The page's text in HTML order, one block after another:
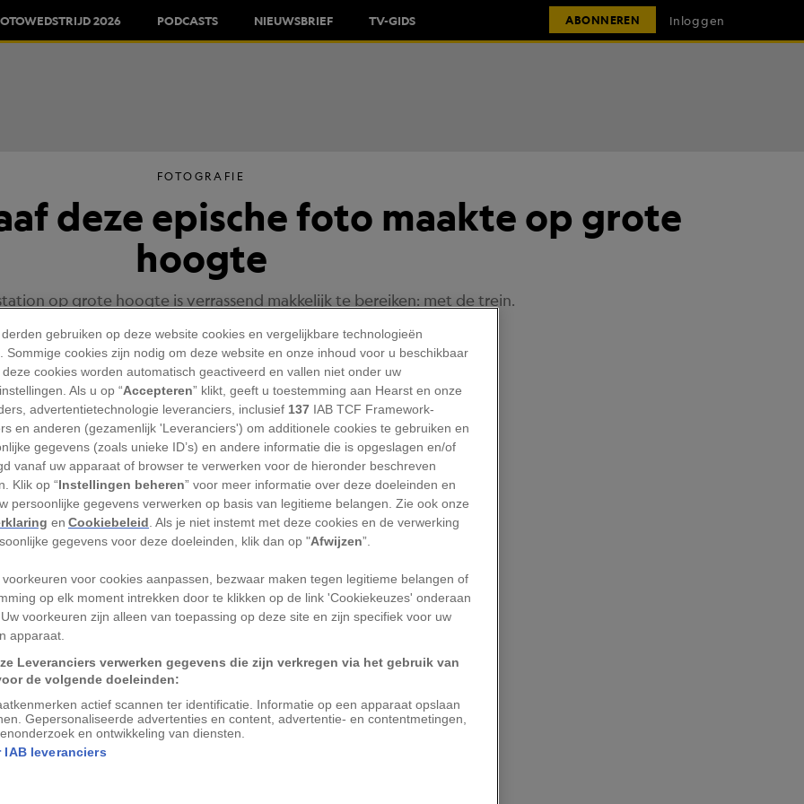
2026 PODCASTS NIEUWSBRIEF TV-GIDS ABONNEREN Inloggen
FOTOGRAFIE
deze epische foto maakte op grote
hoogte
op grote hoogte is verrassend makkelijk te bereiken: met de trein.
DOOR RACHEL HARTIGAN Gepubliceerd Op: 03/12/2019
2020 editie van National Geographic
Punkka in heel Europa
worden gemeten, Integrated
Ze staan vaak in afgelegen
geen enkele is zo hoog en
in Zwitserland.
op het Jungfraujoch oogt ruig en
onder de verwaaide stenen liggen
gebruiken op deze website cookies en vergelijkbare technologieën
Sommige cookies zijn nodig om deze website en onze inhoud voor u beschikbaar
cookies worden automatisch geactiveerd en vallen niet onder uw
Als u op “Accepteren” klikt, geeft u toestemming aan Hearst en onze
advertentietechnologie leveranciers, inclusief 137 IAB TCF Framework-
en anderen (gezamenlijk 'Leveranciers') om additionele cookies te gebruiken en
gegevens (zoals unieke ID’s) en andere informatie die is opgeslagen en/of
vanaf uw apparaat of browser te verwerken voor de hieronder beschreven
Klik op “Instellingen beheren” voor meer informatie over deze doeleinden en
persoonlijke gegevens verwerken op basis van legitieme belangen. Zie ook onze
enCookiebeleid . Als je niet instemt met deze cookies en de verwerking
gegevens voor deze doeleinden, klik dan op "Afwijzen”.
voorkeuren voor cookies aanpassen, bezwaar maken tegen legitieme belangen of
op elk moment intrekken door te klikken op de link 'Cookiekeuzes' onderaan
voorkeuren zijn alleen van toepassing op deze site en zijn specifiek voor uw
apparaat.
Leveranciers verwerken gegevens die zijn verkregen via het gebruik van
de volgende doeleinden:
actief scannen ter identificatie. Informatie op een apparaat opslaan
Gepersonaliseerde advertenties en content, advertentie- en contentmetingen,
en ontwikkeling van diensten.
IAB leveranciers